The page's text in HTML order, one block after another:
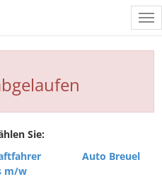
Sie:
m/w
Auto Breuel